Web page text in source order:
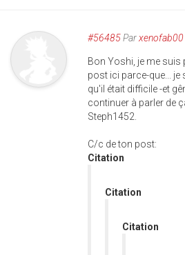
#56485Parxenofab00
Bon Yoshi, je me suis
post ici parce-que... je
qu'il était difficile -et
continuer à parler de
Steph1452.
C/c de ton post:
Citation
Citation
Citation